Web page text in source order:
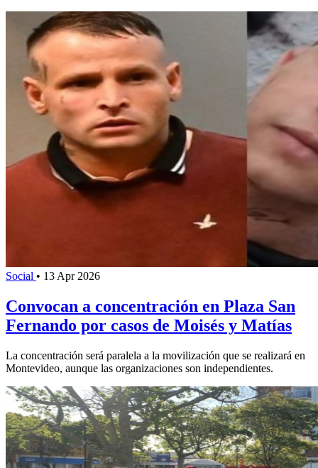
Social • 13 Apr 2026
Convocan a concentración en Plaza San
Fernando por casos de Moisés y Matías
La concentración será paralela a la movilización que se realizará en
Montevideo, aunque las organizaciones son independientes.